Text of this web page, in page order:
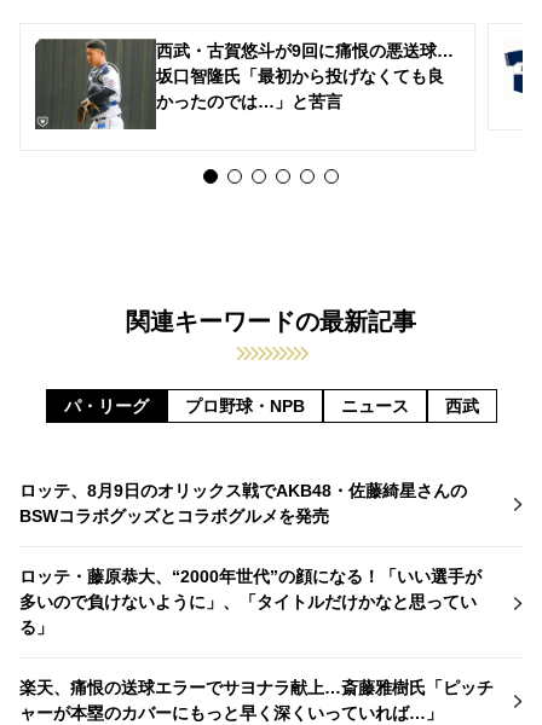
西武・古賀悠斗が9回に痛恨の悪送球…
坂口智隆氏「最初から投げなくても良
かったのでは…」と苦言
関連キーワードの最新記事
パ・リーグ プロ野球・NPB ニュース 西武
ロッテ、8月9日のオリックス戦でAKB48・佐藤綺星さんの
BSWコラボグッズとコラボグルメを発売
ロッテ・藤原恭大、“2000年世代”の顔になる！「いい選手が
多いので負けないように」、「タイトルだけかなと思ってい
る」
楽天、痛恨の送球エラーでサヨナラ献上…斎藤雅樹氏「ピッチ
ャーが本塁のカバーにもっと早く深くいっていれば…」